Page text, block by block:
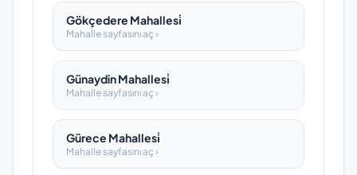
Gökçedere Mahallesi̇
Mahalle sayfasını aç ›
Günaydin Mahallesi̇
Mahalle sayfasını aç ›
Gürece Mahallesi̇
Mahalle sayfasını aç ›